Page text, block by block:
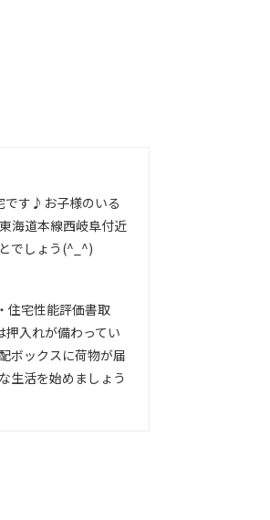
です♪お子様のいる
海道本線西岐阜付近
でしょう(^_^)
住宅性能評価書取
入れが備わってい
ボックスに荷物が届
生活を始めましょう